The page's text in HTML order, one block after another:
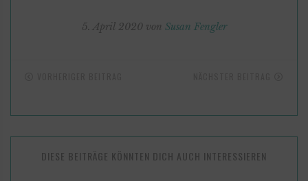
5. April 2020 von Susan Fengler
DIESE BEITRÄGE KÖNNTEN DICH AUCH INTERESSIEREN